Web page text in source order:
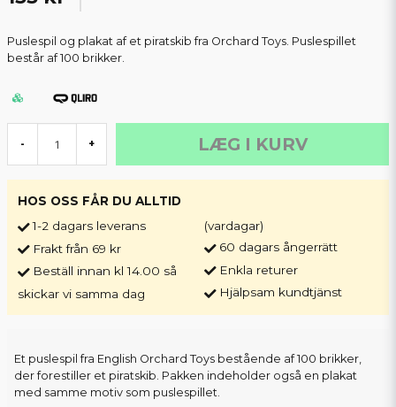
Puslespil og plakat af et piratskib fra Orchard Toys. Puslespillet
består af 100 brikker.
- + LÆG I KURV
HOS OSS FÅR DU ALLTID
1-2 dagars leverans
Frakt från 69 kr
Beställ innan kl 14.00 så
skickar vi samma dag
(vardagar)
60 dagars ångerrätt
Enkla returer
Hjälpsam kundtjänst
Et puslespil fra English Orchard Toys bestående af 100 brikker,
der forestiller et piratskib. Pakken indeholder også en plakat
med samme motiv som puslespillet.